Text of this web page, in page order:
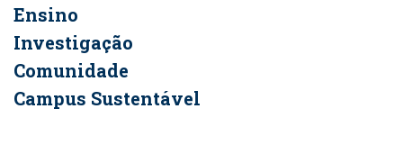
Ensino
Investigação
Comunidade
Campus Sustentável